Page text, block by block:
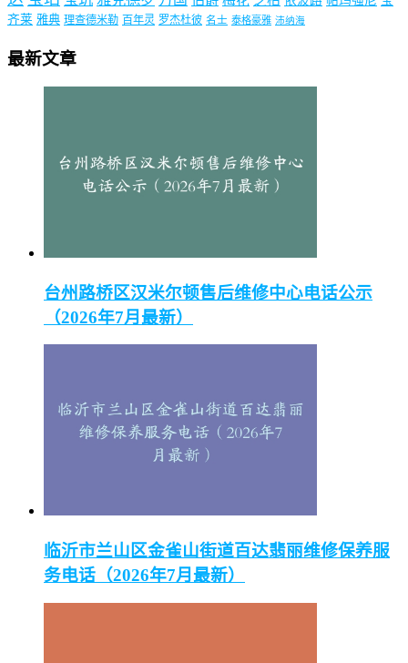
齐莱 雅典 理查德米勒 百年灵 罗杰杜彼 名士 泰格豪雅 沛纳海
最新文章
台州路桥区汉米尔顿售后维修中心电话公示
（2026年7月最新）
临沂市兰山区金雀山街道百达翡丽维修保养服
务电话（2026年7月最新）